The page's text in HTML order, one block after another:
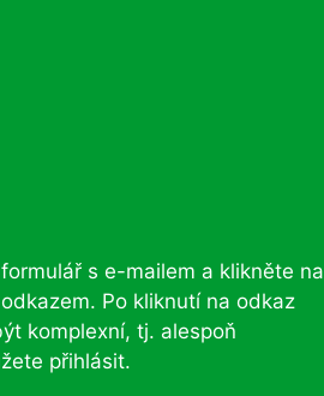
s e-mailem a klikněte na
Po kliknutí na odkaz
komplexní, tj. alespoň
přihlásit.